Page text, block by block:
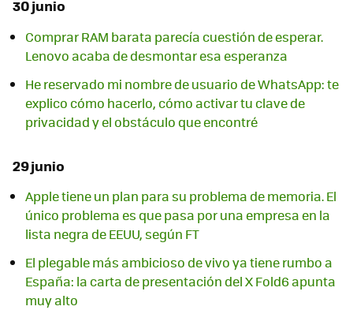
30 junio
Comprar RAM barata parecía cuestión de esperar.
Lenovo acaba de desmontar esa esperanza
He reservado mi nombre de usuario de WhatsApp: te
explico cómo hacerlo, cómo activar tu clave de
privacidad y el obstáculo que encontré
29 junio
Apple tiene un plan para su problema de memoria. El
único problema es que pasa por una empresa en la
lista negra de EEUU, según FT
El plegable más ambicioso de vivo ya tiene rumbo a
España: la carta de presentación del X Fold6 apunta
muy alto